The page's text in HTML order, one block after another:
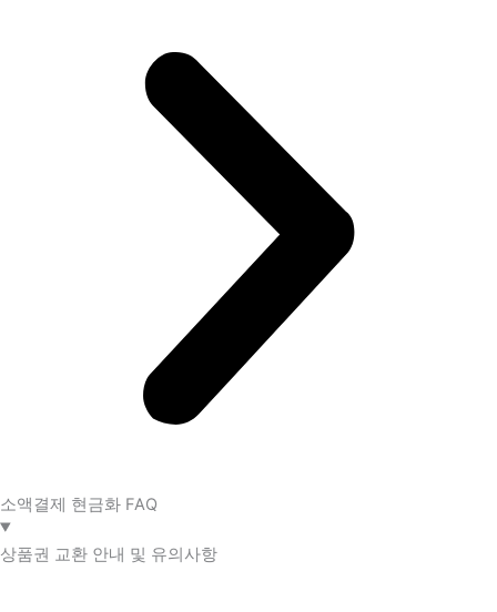
소액결제 현금화 FAQ​
상품권 교환 안내 및 유의사항